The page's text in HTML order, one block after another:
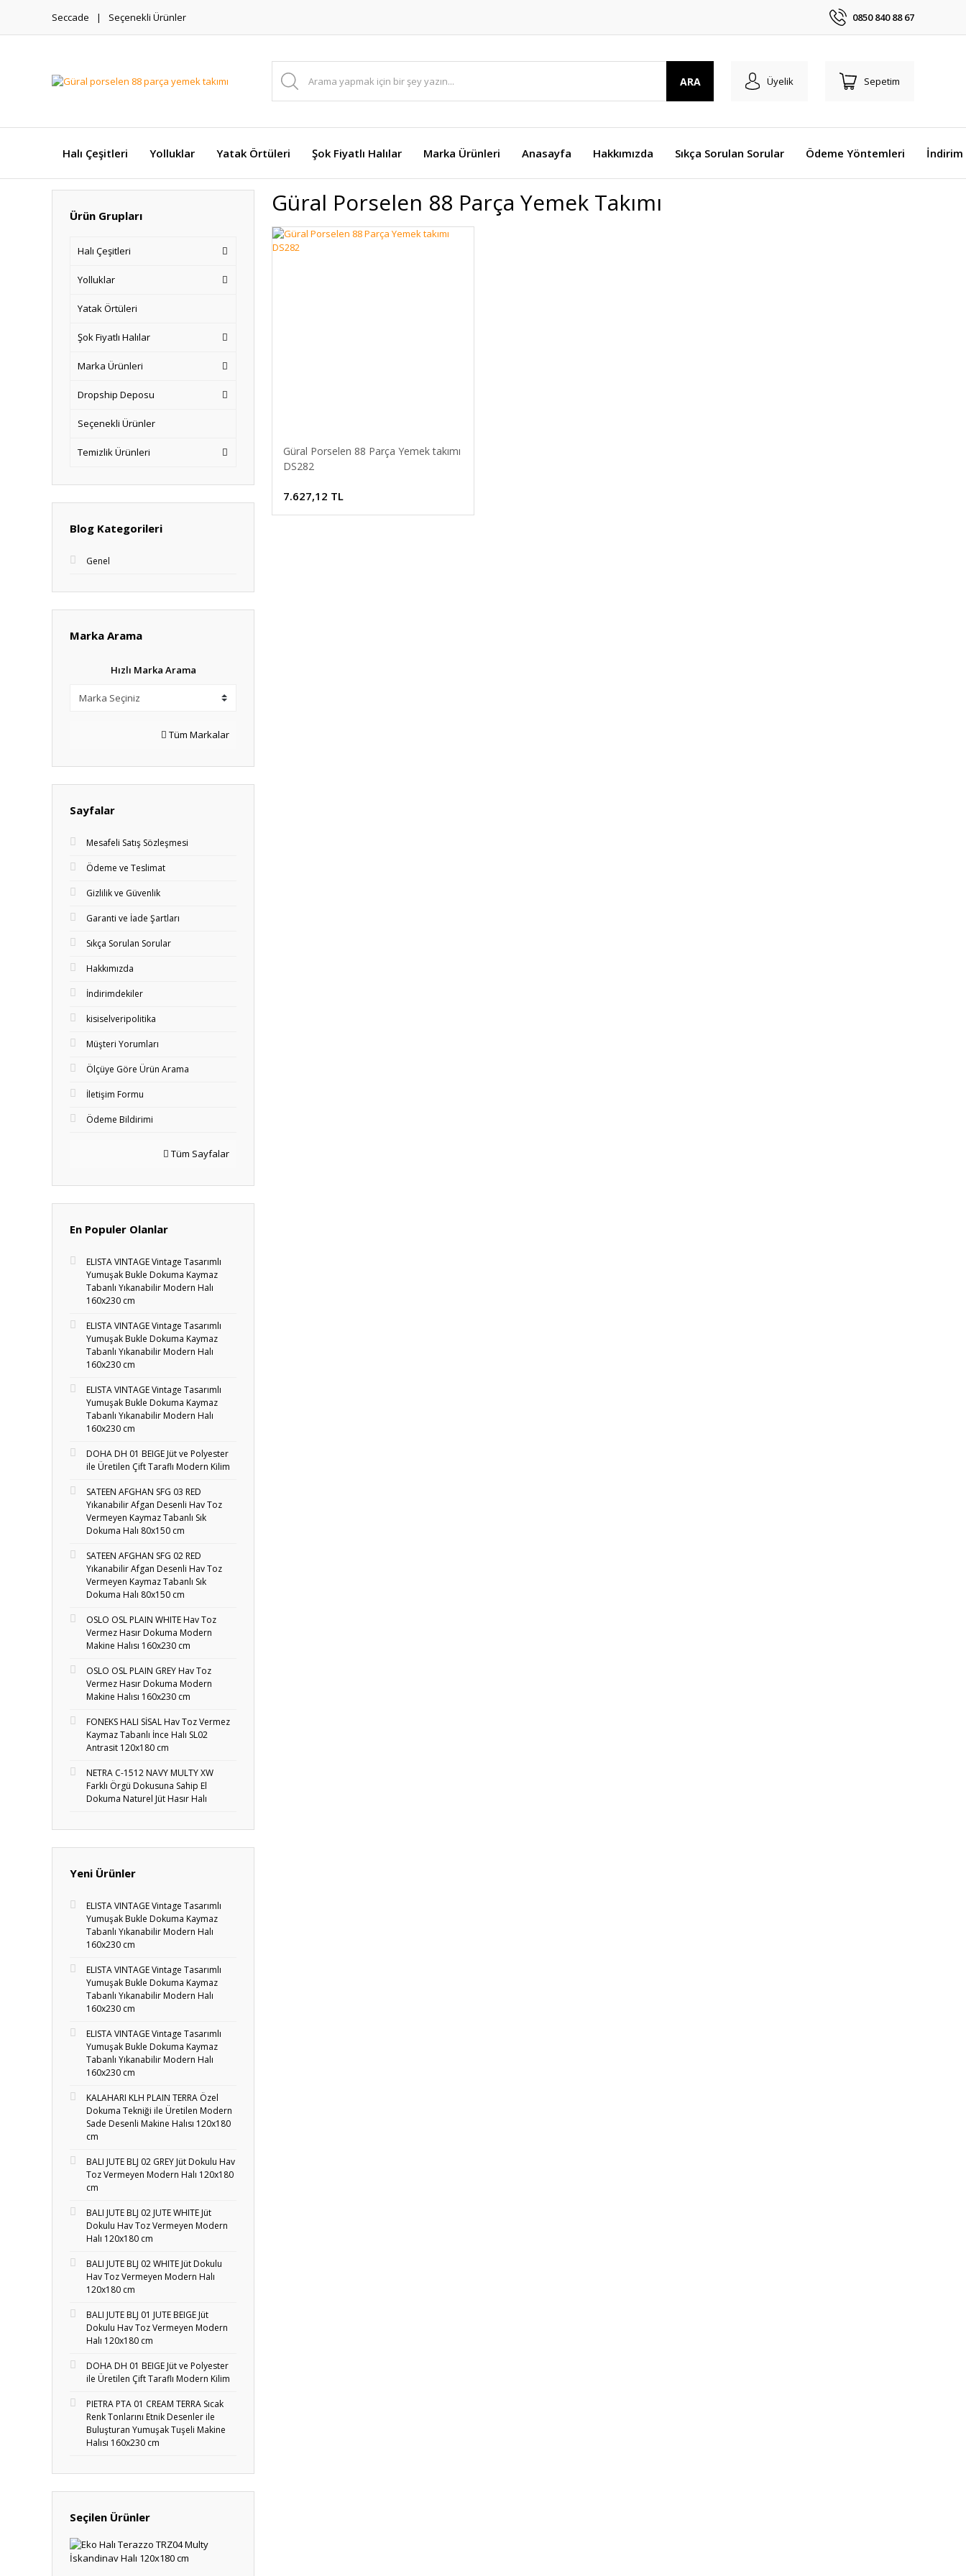
Seccade Seçenekli Ürünler 0850 840 88 67
ARA Üyelik Sepetim
Halı Çeşitleri Yolluklar Yatak Örtüleri Şok Fiyatlı Halılar Marka Ürünleri Anasayfa Hakkımızda Sıkça Sorulan Sorular Ödeme Yöntemleri İndirim
Ürün Grupları
Halı Çeşitleri
Yolluklar
Yatak Örtüleri
Şok Fiyatlı Halılar
Marka Ürünleri
Dropship Deposu
Seçenekli Ürünler
Temizlik Ürünleri
Blog Kategorileri
Genel
Marka Arama
Hızlı Marka Arama
Tüm Markalar
Sayfalar
Mesafeli Satış Sözleşmesi
Ödeme ve Teslimat
Gizlilik ve Güvenlik
Garanti ve İade Şartları
Sıkça Sorulan Sorular
Hakkımızda
İndirimdekiler
kisiselveripolitika
Müşteri Yorumları
Ölçüye Göre Ürün Arama
İletişim Formu
Ödeme Bildirimi
Tüm Sayfalar
En Populer Olanlar
ELISTA VINTAGE Vintage Tasarımlı
Yumuşak Bukle Dokuma Kaymaz
Tabanlı Yıkanabilir Modern Halı
160x230 cm
ELISTA VINTAGE Vintage Tasarımlı
Yumuşak Bukle Dokuma Kaymaz
Tabanlı Yıkanabilir Modern Halı
160x230 cm
ELISTA VINTAGE Vintage Tasarımlı
Yumuşak Bukle Dokuma Kaymaz
Tabanlı Yıkanabilir Modern Halı
160x230 cm
DOHA DH 01 BEIGE Jüt ve Polyester
ile Üretilen Çift Taraflı Modern Kilim
SATEEN AFGHAN SFG 03 RED
Yıkanabilir Afgan Desenli Hav Toz
Vermeyen Kaymaz Tabanlı Sık
Dokuma Halı 80x150 cm
SATEEN AFGHAN SFG 02 RED
Yıkanabilir Afgan Desenli Hav Toz
Vermeyen Kaymaz Tabanlı Sık
Dokuma Halı 80x150 cm
OSLO OSL PLAIN WHITE Hav Toz
Vermez Hasır Dokuma Modern
Makine Halısı 160x230 cm
OSLO OSL PLAIN GREY Hav Toz
Vermez Hasır Dokuma Modern
Makine Halısı 160x230 cm
FONEKS HALI SİSAL Hav Toz Vermez
Kaymaz Tabanlı İnce Halı SL02
Antrasit 120x180 cm
NETRA C-1512 NAVY MULTY XW
Farklı Örgü Dokusuna Sahip El
Dokuma Naturel Jüt Hasır Halı
Yeni Ürünler
ELISTA VINTAGE Vintage Tasarımlı
Yumuşak Bukle Dokuma Kaymaz
Tabanlı Yıkanabilir Modern Halı
160x230 cm
ELISTA VINTAGE Vintage Tasarımlı
Yumuşak Bukle Dokuma Kaymaz
Tabanlı Yıkanabilir Modern Halı
160x230 cm
ELISTA VINTAGE Vintage Tasarımlı
Yumuşak Bukle Dokuma Kaymaz
Tabanlı Yıkanabilir Modern Halı
160x230 cm
KALAHARI KLH PLAIN TERRA Özel
Dokuma Tekniği ile Üretilen Modern
Sade Desenli Makine Halısı 120x180
cm
BALI JUTE BLJ 02 GREY Jüt Dokulu Hav
Toz Vermeyen Modern Halı 120x180
cm
BALI JUTE BLJ 02 JUTE WHITE Jüt
Dokulu Hav Toz Vermeyen Modern
Halı 120x180 cm
BALI JUTE BLJ 02 WHITE Jüt Dokulu
Hav Toz Vermeyen Modern Halı
120x180 cm
BALI JUTE BLJ 01 JUTE BEIGE Jüt
Dokulu Hav Toz Vermeyen Modern
Halı 120x180 cm
DOHA DH 01 BEIGE Jüt ve Polyester
ile Üretilen Çift Taraflı Modern Kilim
PIETRA PTA 01 CREAM TERRA Sıcak
Renk Tonlarını Etnik Desenler ile
Buluşturan Yumuşak Tuşeli Makine
Halısı 160x230 cm
Seçilen Ürünler
Güral Porselen 88 Parça Yemek Takımı
Güral Porselen 88 Parça Yemek takımı
DS282
7.627,12 TL